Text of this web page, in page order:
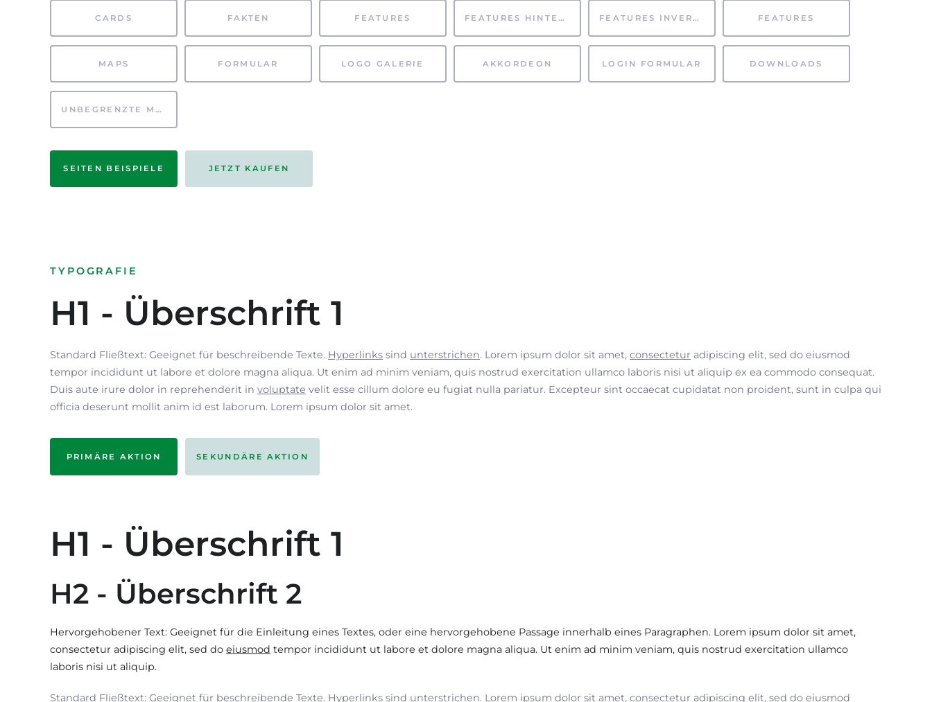
CARDS FAKTEN FEATURES FEATURES HINTERGRUND FEATURES INVERTIERT FEATURES
MAPS FORMULAR LOGO GALERIE AKKORDEON LOGIN FORMULAR DOWNLOADS
UNBEGRENZTE MÖGLICHKEITEN
SEITEN BEISPIELE JETZT KAUFEN
TYPOGRAFIE
H1 - Überschrift 1
Standard Fließtext: Geeignet für beschreibende Texte. Hyperlinks sind unterstrichen. Lorem ipsum dolor sit amet, consectetur adipiscing elit, sed do eiusmod
tempor incididunt ut labore et dolore magna aliqua. Ut enim ad minim veniam, quis nostrud exercitation ullamco laboris nisi ut aliquip ex ea commodo consequat.
Duis aute irure dolor in reprehenderit in voluptate velit esse cillum dolore eu fugiat nulla pariatur. Excepteur sint occaecat cupidatat non proident, sunt in culpa qui
officia deserunt mollit anim id est laborum. Lorem ipsum dolor sit amet.
PRIMÄRE AKTION SEKUNDÄRE AKTION
H1 - Überschrift 1
H2 - Überschrift 2
Hervorgehobener Text: Geeignet für die Einleitung eines Textes, oder eine hervorgehobene Passage innerhalb eines Paragraphen. Lorem ipsum dolor sit amet,
consectetur adipiscing elit, sed do eiusmod tempor incididunt ut labore et dolore magna aliqua. Ut enim ad minim veniam, quis nostrud exercitation ullamco
laboris nisi ut aliquip.
Standard Fließtext: Geeignet für beschreibende Texte. Hyperlinks sind unterstrichen. Lorem ipsum dolor sit amet, consectetur adipiscing elit, sed do eiusmod